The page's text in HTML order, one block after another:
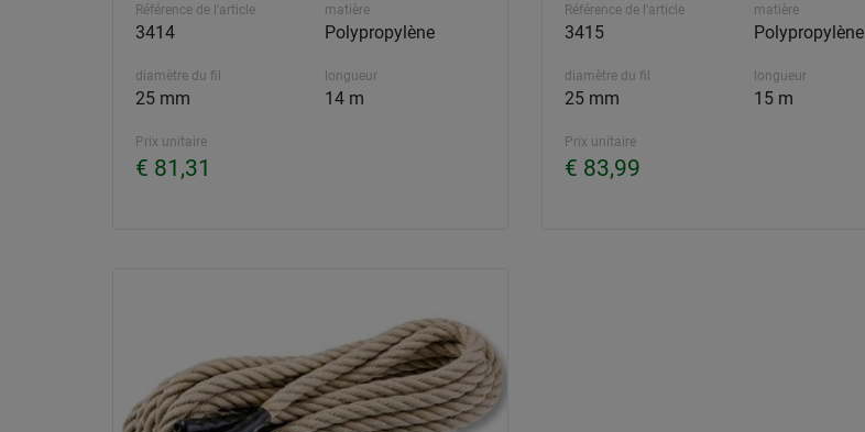
Référence de l'article
3414
matière
Polypropylène
diamètre du fil
25 mm
longueur
14 m
Prix unitaire
€ 81,31
Référence de l'article
3415
matière
Polypropylène
diamètre du fil
25 mm
longueur
15 m
Prix unitaire
€ 83,99